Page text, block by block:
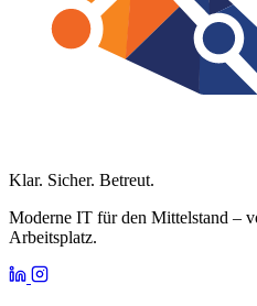
Klar. Sicher. Betreut.
Moderne IT für den Mittelstand –
Arbeitsplatz.